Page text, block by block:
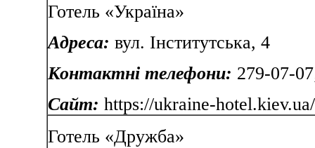
Готель «Україна»
Адреса: вул. Інститутська, 4
Контактні телефони: 279-07-
Сайт: https://ukraine-
Готель «Дружба»